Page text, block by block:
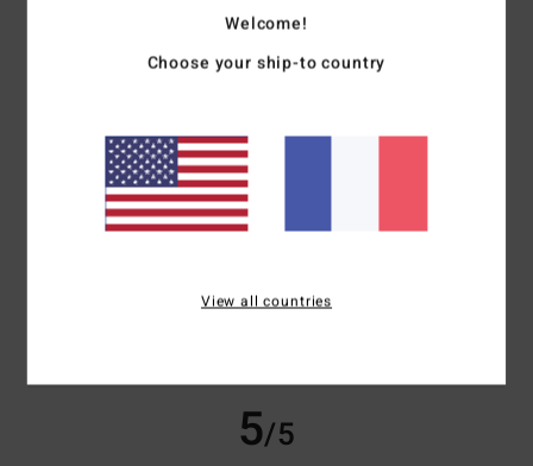
5
5/5
Welcome!
Choose your ship-to country
View all countries